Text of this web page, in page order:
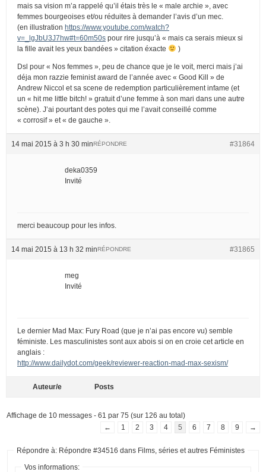
mais sa vision m’a rappelé qu’il étais très le « male archie », avec
femmes bourgeoises et/ou réduites à demander l’avis d’un mec.
(en illustration https://www.youtube.com/watch?
v=_lgJbU3J7hw#t=60m50s pour rire jusqu’à « mais ca serais mieux si
la fille avait les yeux bandées » citation éxacte
)
Dsl pour « Nos femmes », peu de chance que je le voit, merci mais j’ai
déja mon razzie feminist award de l’année avec « Good Kill » de
Andrew Niccol et sa scene de redemption particulièrement infame (et
un « hit me little bitch! » gratuit d’une femme à son mari dans une autre
scène). J’ai pourtant des potes qui me l’avait conseillé comme
« corrosif » et « de gauche ».
14 mai 2015 à 3 h 30 min #31864
RÉPONDRE
deka0359
Invité
merci beaucoup pour les infos.
14 mai 2015 à 13 h 32 min #31865
RÉPONDRE
meg
Invité
Le dernier Mad Max: Fury Road (que je n’ai pas encore vu) semble
féministe. Les masculinistes sont aux abois si on en croie cet article en
anglais :
http://www.dailydot.com/geek/reviewer-reaction-mad-max-sexism/
Auteur/e Posts
Affichage de 10 messages - 61 par 75 (sur 126 au total)
←
1 2 3 4 5 6 7 8 9 →
Répondre à: Répondre #34516 dans Films, séries et autres Féministes
Vos informations: